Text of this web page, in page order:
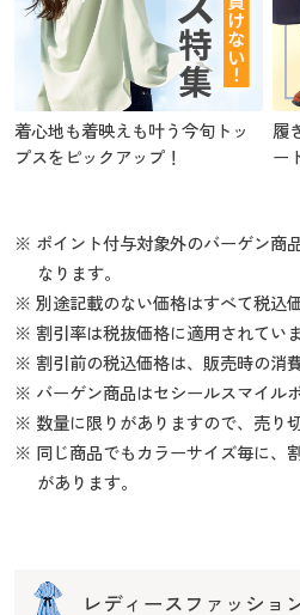
着心地も着映えも叶う今旬トッ
プスをピックアップ！
履
ー
※ ポイント付与対象外のバーゲン商
なります。
※ 別途記載のない価格はすべて税込価
※ 割引率は税抜価格に適用されていま
※ 割引前の税込価格は、販売時の消
※ バーゲン商品はセシールスマイル
※ 数量に限りがありますので、売り
※ 同じ商品でもカラーサイズ毎に、
があります。
レディースファッショ